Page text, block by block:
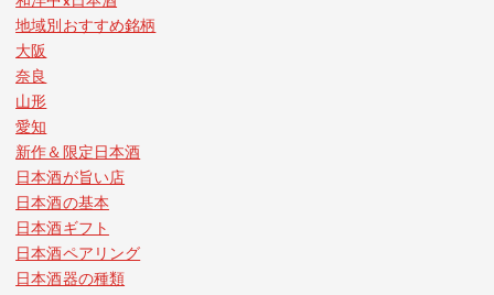
地域別おすすめ銘柄
大阪
奈良
山形
愛知
新作＆限定日本酒
日本酒が旨い店
日本酒の基本
日本酒ギフト
日本酒ペアリング
日本酒器の種類